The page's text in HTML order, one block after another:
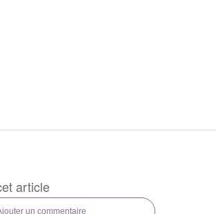
article
un commentaire